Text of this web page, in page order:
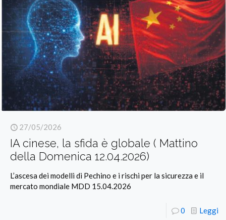
27/05/2026
IA cinese, la sfida è globale ( Mattino
della Domenica 12.04.2026)
L’ascesa dei modelli di Pechino e i rischi per la sicurezza e il
mercato mondiale MDD 15.04.2026
0 Leggi